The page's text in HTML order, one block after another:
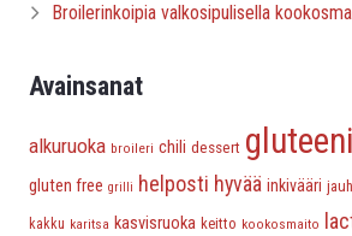
Broilerinkoipia valkosipulisella
Avainsanat
alkuruoka broileri chili dessert
gluten free grilli helposti hyvää inkivääri
kakku karitsa kasvisruoka keitto kookosmaito